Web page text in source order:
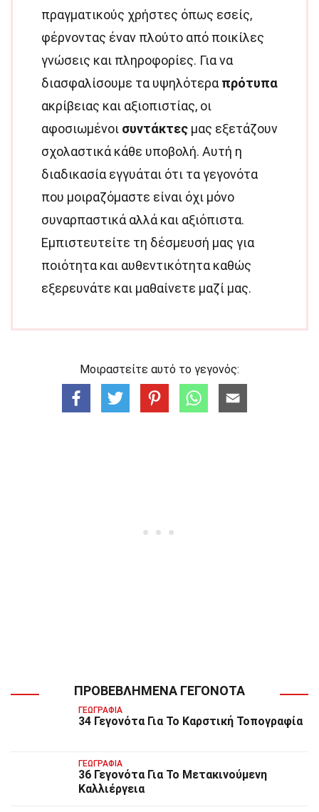
πραγματικούς χρήστες όπως εσείς,
φέρνοντας έναν πλούτο από ποικίλες
γνώσεις και πληροφορίες. Για να
διασφαλίσουμε τα υψηλότερα πρότυπα
ακρίβειας και αξιοπιστίας, οι
αφοσιωμένοι συντάκτες μας εξετάζουν
σχολαστικά κάθε υποβολή. Αυτή η
διαδικασία εγγυάται ότι τα γεγονότα
που μοιραζόμαστε είναι όχι μόνο
συναρπαστικά αλλά και αξιόπιστα.
Εμπιστευτείτε τη δέσμευσή μας για
ποιότητα και αυθεντικότητα καθώς
εξερευνάτε και μαθαίνετε μαζί μας.
Μοιραστείτε αυτό το γεγονός:
ΠΡΟΒΕΒΛΗΜΈΝΑ ΓΕΓΟΝΌΤΑ
ΓΕΩΓΡΑΦΊΑ
34 Γεγονότα Για Το Καρστική Τοπογραφία
ΓΕΩΓΡΑΦΊΑ
36 Γεγονότα Για Το Μετακινούμενη
Καλλιέργεια